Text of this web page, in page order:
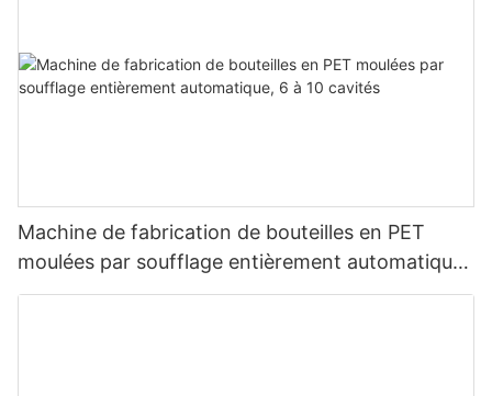
Machine de fabrication de bouteilles en PET
moulées par soufflage entièrement automatique,
6 à 10 cavités